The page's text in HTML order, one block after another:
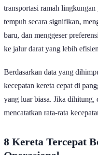
transportasi ramah
tempuh secara signifikan,
baru, dan menggeser
ke jalur darat yang lebih
Berdasarkan data yang
kecepatan kereta cepat di
yang luar biasa. Jika dihitung,
mencatatkan rata-rata
8 Kereta Tercepat